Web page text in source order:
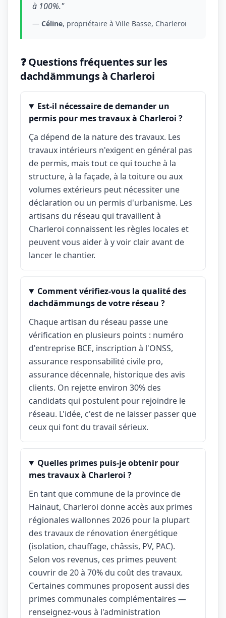
à 100%."
— Céline, propriétaire à Ville Basse, Charleroi
❓ Questions fréquentes sur les
dachdämmungs à Charleroi
Est-il nécessaire de demander un
permis pour mes travaux à Charleroi ?
Ça dépend de la nature des travaux. Les
travaux intérieurs n'exigent en général pas
de permis, mais tout ce qui touche à la
structure, à la façade, à la toiture ou aux
volumes extérieurs peut nécessiter une
déclaration ou un permis d'urbanisme. Les
artisans du réseau qui travaillent à
Charleroi connaissent les règles locales et
peuvent vous aider à y voir clair avant de
lancer le chantier.
Comment vérifiez-vous la qualité des
dachdämmungs de votre réseau ?
Chaque artisan du réseau passe une
vérification en plusieurs points : numéro
d'entreprise BCE, inscription à l'ONSS,
assurance responsabilité civile pro,
assurance décennale, historique des avis
clients. On rejette environ 30% des
candidats qui postulent pour rejoindre le
réseau. L'idée, c'est de ne laisser passer que
ceux qui font du travail sérieux.
Quelles primes puis-je obtenir pour
mes travaux à Charleroi ?
En tant que commune de la province de
Hainaut, Charleroi donne accès aux primes
régionales wallonnes 2026 pour la plupart
des travaux de rénovation énergétique
(isolation, chauffage, châssis, PV, PAC).
Selon vos revenus, ces primes peuvent
couvrir de 20 à 70% du coût des travaux.
Certaines communes proposent aussi des
primes communales complémentaires —
renseignez-vous à l'administration